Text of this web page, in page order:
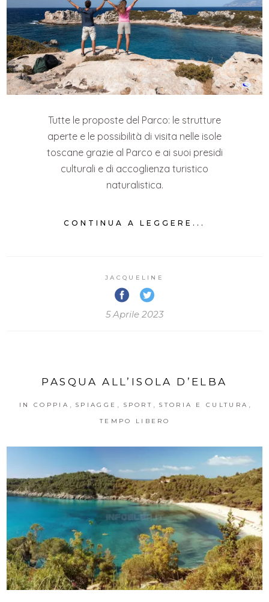
Tutte le proposte del Parco: le strutture
aperte e le possibilità di visita nelle isole
toscane grazie al Parco e ai suoi presidi
culturali e di accoglienza turistico
naturalistica.
CONTINUA A LEGGERE...
JACQUELINE
5 Aprile 2023
PASQUA ALL’ISOLA D’ELBA
IN COPPIA SPIAGGE SPORT STORIA E CULTURA
TEMPO LIBERO